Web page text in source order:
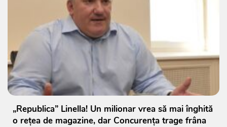
„Republica” Linella! Un milionar vrea să mai înghită
o rețea de magazine, dar Concurența trage frâna